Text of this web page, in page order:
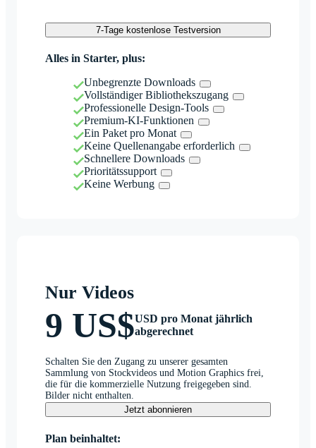
7-Tage kostenlose Testversion
Alles in Starter, plus:
Unbegrenzte Downloads
Vollständiger Bibliothekszugang
Professionelle Design-Tools
Premium-KI-Funktionen
Ein Paket pro Monat
Keine Quellenangabe erforderlich
Schnellere Downloads
Prioritätssupport
Keine Werbung
Nur Videos
9 US$USD pro Monat jährlich
abgerechnet
Schalten Sie den Zugang zu unserer gesamten
Sammlung von Stockvideos und Motion Graphics frei,
die für die kommerzielle Nutzung freigegeben sind.
Bilder nicht enthalten.
Jetzt abonnieren
Plan beinhaltet: